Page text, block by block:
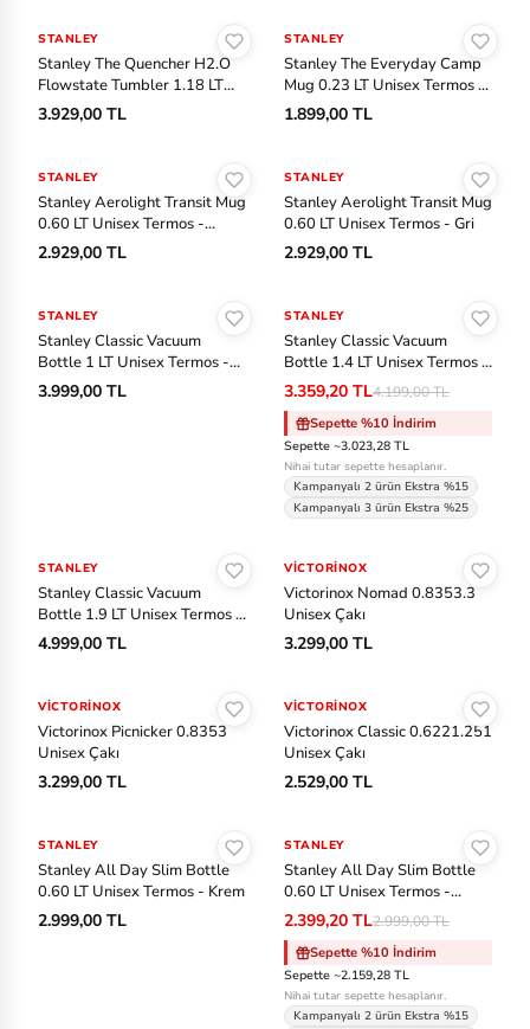
S
ke
Sl
a
St
an
le
er
la
n
U
n
er
A
m
STANLEY
Stanley The Quencher H2.O
Flowstate Tumbler 1.18 LT
Unisex Termos - Haki
3.929,00 TL
STANLEY
Stanley The Everyday Camp
Mug 0.23 LT Unisex Termos -
Mor
1.899,00 TL
STANLEY
Stanley Aerolight Transit Mug
0.60 LT Unisex Termos -
Pembe
2.929,00 TL
STANLEY
Stanley Aerolight Transit Mug
0.60 LT Unisex Termos - Gri
2.929,00 TL
STANLEY
Stanley Classic Vacuum
Bottle 1 LT Unisex Termos -
Siyah
3.999,00 TL
-%20
STANLEY
Stanley Classic Vacuum
Bottle 1.4 LT Unisex Termos -
Mavi
3.359,20 TL4.199,00 TL
Sepette %10 İndirim
Sepette ~3.023,28 TL
Nihai tutar sepette hesaplanır.
Kampanyalı 2 ürün Ekstra %15
Kampanyalı 3 ürün Ekstra %25
STANLEY
Stanley Classic Vacuum
Bottle 1.9 LT Unisex Termos -
Mavi
4.999,00 TL
VICTORINOX
Victorinox Nomad 0.8353.3
Unisex Çakı
3.299,00 TL
VICTORINOX
Victorinox Picnicker 0.8353
Unisex Çakı
3.299,00 TL
VICTORINOX
Victorinox Classic 0.6221.251
Unisex Çakı
2.529,00 TL
STANLEY
Stanley All Day Slim Bottle
0.60 LT Unisex Termos - Krem
2.999,00 TL
-%20
STANLEY
Stanley All Day Slim Bottle
0.60 LT Unisex Termos -
Pembe
2.399,20 TL2.999,00 TL
Sepette %10 İndirim
Sepette ~2.159,28 TL
Nihai tutar sepette hesaplanır.
Kampanyalı 2 ürün Ekstra %15